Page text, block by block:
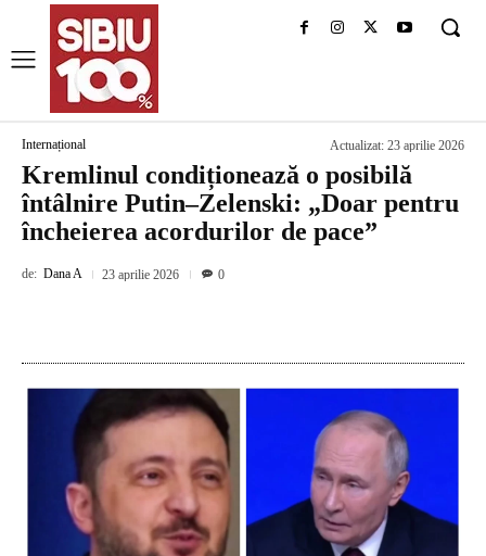
Internațional Actualizat: 23 aprilie 2026
Kremlinul condiționează o posibilă
întâlnire Putin–Zelenski: „Doar pentru
încheierea acordurilor de pace”
de: Dana A 23 aprilie 2026 0